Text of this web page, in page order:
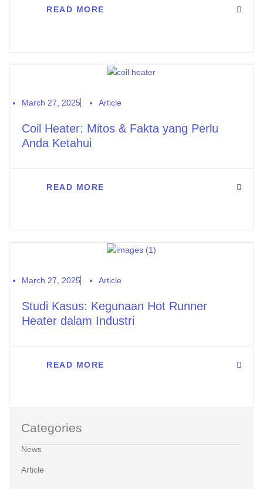
READ MORE
March 27, 2025 Article
Coil Heater: Mitos & Fakta yang Perlu
Anda Ketahui
READ MORE
March 27, 2025 Article
Studi Kasus: Kegunaan Hot Runner
Heater dalam Industri
READ MORE
Categories
News
Article